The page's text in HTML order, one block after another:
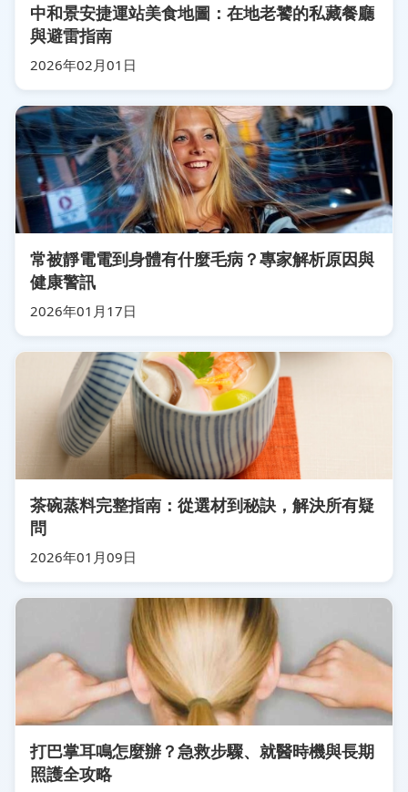
中和景安捷運站美食地圖：在地老饕的私藏餐廳
與避雷指南
2026年02月01日
常被靜電電到身體有什麼毛病？專家解析原因與
健康警訊
2026年01月17日
茶碗蒸料完整指南：從選材到秘訣，解決所有疑
問
2026年01月09日
打巴掌耳鳴怎麼辦？急救步驟、就醫時機與長期
照護全攻略